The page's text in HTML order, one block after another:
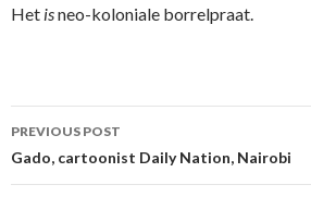
Het isneo-koloniale borrelpraat.
Post
navigation
PREVIOUS POST
Gado, cartoonist Daily Nation, Nairobi